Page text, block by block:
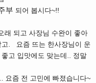
부 되어 봅시다~!!
래 되고 사장님 수완이 좋아
고. 요즘 뜨는 한사장님이 운
고 입맛에도 맞는데.. 정말
요즘 전 고민에 빠졌습니다~